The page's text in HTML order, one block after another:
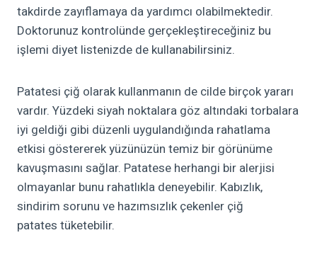
takdirde zayıflamaya da yardımcı olabilmektedir.
Doktorunuz kontrolünde gerçekleştireceğiniz bu
işlemi diyet listenizde de kullanabilirsiniz.
Patatesi çiğ olarak kullanmanın de cilde birçokyararı
vardır. Yüzdeki siyah noktalara göz altındaki torbalara
iyi geldiği gibi düzenli uygulandığında rahatlama
etkisi göstererekyüzünüzün temiz bir görünüme
kavuşmasını sağlar. Patatese herhangi bir alerjisi
olmayanlar bunu rahatlıkla deneyebilir. Kabızlık,
sindirim sorunu ve hazımsızlık çekenler çiğ
patates tüketebilir.